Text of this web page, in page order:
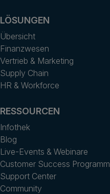
LÖSUNGEN
Übersicht
Finanzwesen
Vertrieb & Marketing
Supply Chain
HR & Workforce
RESSOURCEN
Infothek
Blog
Live-Events & Webinare
Customer Success Programm
Support Center
Community